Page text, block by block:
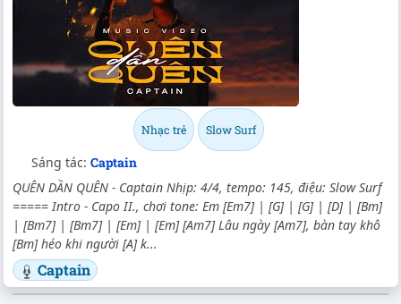
Nhạc trẻ Slow Surf
Sáng tác: Captain
QUÊN DẦN QUÊN - Captain Nhịp: 4/4, tempo: 145, điệu: Slow Surf
===== Intro - Capo II., chơi tone: Em [Em7] | [G] | [G] | [D] | [Bm]
| [Bm7] | [Bm7] | [Em] | [Em] [Am7] Lâu ngày [Am7], bàn tay khô
[Bm] héo khi người [A] k...
Captain